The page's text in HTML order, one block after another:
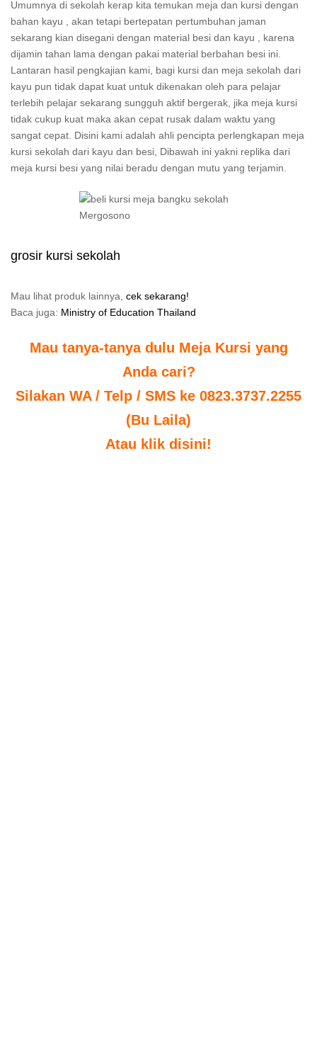
Umumnya di sekolah kerap kita temukan meja dan kursi dengan
bahan kayu , akan tetapi bertepatan pertumbuhan jaman
sekarang kian disegani dengan material besi dan kayu , karena
dijamin tahan lama dengan pakai material berbahan besi ini.
Lantaran hasil pengkajian kami, bagi kursi dan meja sekolah dari
kayu pun tidak dapat kuat untuk dikenakan oleh para pelajar
terlebih pelajar sekarang sungguh aktif bergerak, jika meja kursi
tidak cukup kuat maka akan cepat rusak dalam waktu yang
sangat cepat. Disini kami adalah ahli pencipta perlengkapan meja
kursi sekolah dari kayu dan besi, Dibawah ini yakni replika dari
meja kursi besi yang nilai beradu dengan mutu yang terjamin.
grosir kursi sekolah
Mau lihat produk lainnya, cek sekarang!
Baca juga: Ministry of Education Thailand
Mau tanya-tanya dulu Meja Kursi yang
Anda cari?
Silakan WA / Telp / SMS ke 0823.3737.2255
(Bu Laila)
Atau klik disini!